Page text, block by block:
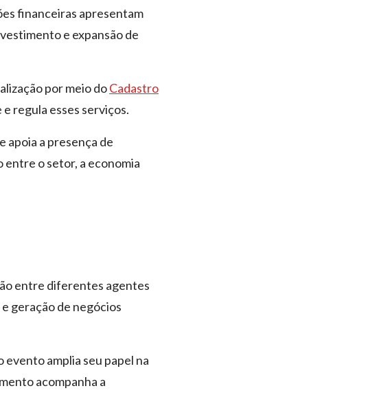
financeiras apresentam
e expansão de
por meio doCadastro
regula esses serviços.
apoia a presença de
o setor, a economia
entre diferentes agentes
geração de negócios
amplia seu papel na
acompanha a